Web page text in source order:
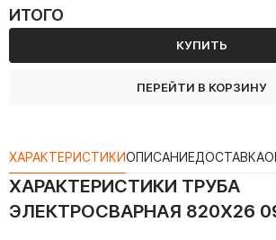
ИТОГО
КУПИТЬ
ПЕРЕЙТИ В КОРЗИНУ
ХАРАКТЕРИСТИКИОПИСАНИЕДОСТАВКА
ХАРАКТЕРИСТИКИ ТРУБА
ЭЛЕКТРОСВАРНАЯ 820Х26